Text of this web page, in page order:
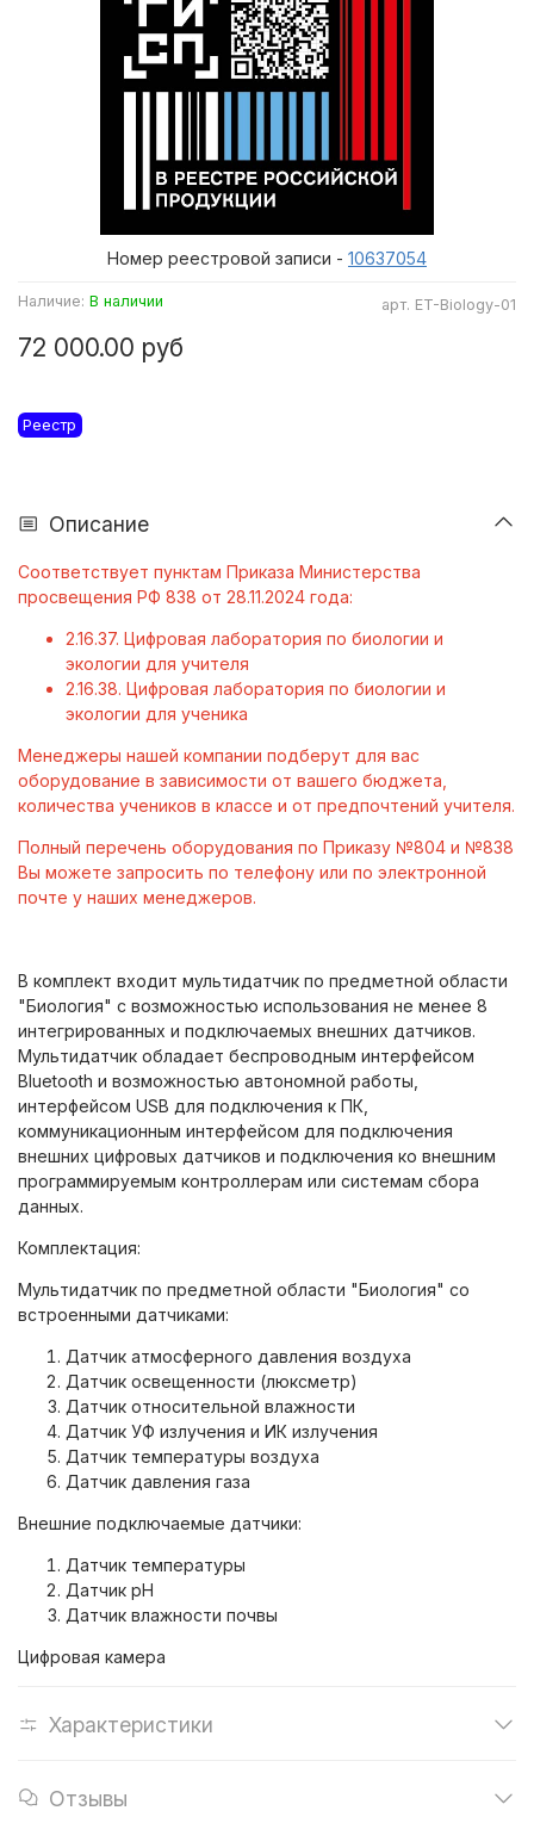
арт. ET-Biology-01
Наличие: В наличии
Реестр
72 000.00 руб
Номер реестровой записи - 10637054
Описание
Соответствует пунктам Приказа Министерства
просвещения РФ 838 от 28.11.2024 года:
2.16.37. Цифровая лаборатория по биологии и
экологии для учителя
2.16.38. Цифровая лаборатория по биологии и
экологии для ученика
Менеджеры нашей компании подберут для вас
оборудование в зависимости от вашего бюджета,
количества учеников в классе и от предпочтений учителя.
Полный перечень оборудования по Приказу №804 и №838
Вы можете запросить по телефону или по электронной
почте у наших менеджеров.
В комплект входит мультидатчик по предметной области
"Биология" с возможностью использования не менее 8
интегрированных и подключаемых внешних датчиков.
Мультидатчик обладает беспроводным интерфейсом
Bluetooth и возможностью автономной работы,
интерфейсом USB для подключения к ПК,
коммуникационным интерфейсом для подключения
внешних цифровых датчиков и подключения ко внешним
программируемым контроллерам или системам сбора
данных.
Комплектация:
Мультидатчик по предметной области "Биология" со
встроенными датчиками:
Датчик атмосферного давления воздуха
Датчик освещенности (люксметр)
Датчик относительной влажности
Датчик УФ излучения и ИК излучения
Датчик температуры воздуха
Датчик давления газа
Внешние подключаемые датчики:
Датчик температуры
Датчик pH
Датчик влажности почвы
Цифровая камера
Характеристики
Отзывы